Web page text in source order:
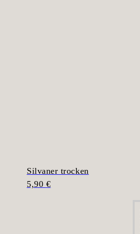
Silvaner trocken
5,90 €